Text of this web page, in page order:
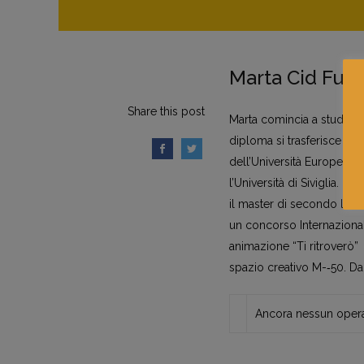
Marta Cid
Share this post
Marta comincia a
diploma si trasferisce a
dell’Università Europea
l’Università di Siviglia.
il master di secondo
un concorso
animazione “Ti ritroverò”
spazio creativo M-­‐50.
Ancora nessun